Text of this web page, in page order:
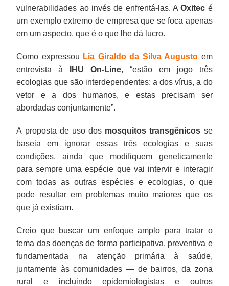
vulnerabilidades ao invés de enfrentá-las. AOxitec é
um exemplo extremo de empresa que se foca apenas
em um aspecto, que é o que lhe dá lucro.
Como expressou Lia Giraldo da Silva Augusto em
entrevista à
IHU On-Line, “estão em jogo três
ecologias que são interdependentes: a dos vírus, a do
vetor e a dos humanos, e estas precisam ser
abordadas conjuntamente”.
A proposta de uso dos mosquitos transgênicos se
baseia em ignorar essas três ecologias e suas
condições, ainda que modifiquem geneticamente
para sempre uma espécie que vai intervir e interagir
com todas as outras espécies e ecologias, o que
pode resultar em problemas muito maiores que os
que já existiam.
Creio que buscar um enfoque amplo para tratar o
tema das doenças de forma participativa, preventiva e
fundamentada na atenção primária à saúde,
juntamente às comunidades — de bairros, da zona
rural e incluindo epidemiologistas e outros